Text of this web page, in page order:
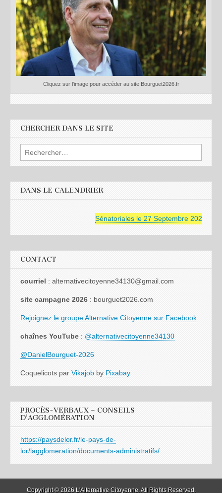
Cliquez sur l'image pour accéder au site Bourguet2026.fr
CHERCHER DANS LE SITE
Rechercher :
DANS LE CALENDRIER
Sénatoriales le 27 Septembre 2026
CONTACT
courriel : alternativecitoyenne34130@gmail.com
site campagne 2026 : bourguet2026.com
Rejoignez le groupe Alternative Citoyenne sur Facebook
chaînes YouTube : @alternativecitoyenne34130
@DanielBourguet-2026
Coquelicots par Vikajob by Pixabay
PROCÈS-VERBAUX – CONSEILS
D’AGGLOMÉRATION
https://paysdelor.fr/le-pays-de-
lor/lagglomeration/documents-administratifs/
Copyright © 2026 L'Alternative Citoyenne. All Rights Reserved.